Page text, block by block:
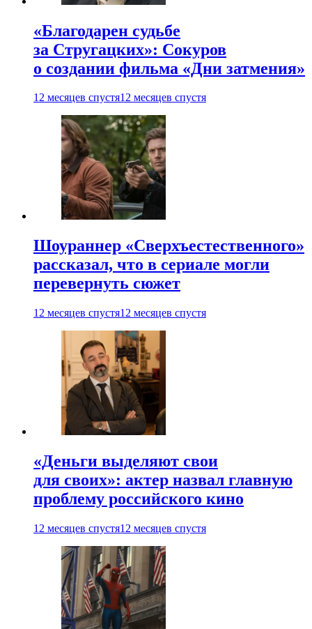
«Благодарен судьбе
за Стругацких»: Сокуров
о создании фильма «Дни затмения»
12 месяцев спустя12 месяцев спустя
Шоураннер «Сверхъестественного»
рассказал, что в сериале могли
перевернуть сюжет
12 месяцев спустя12 месяцев спустя
«Деньги выделяют свои
для своих»: актер назвал главную
проблему российского кино
12 месяцев спустя12 месяцев спустя